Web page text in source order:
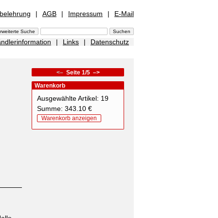
| AGB | Impressum | E-Mail
| Links |
Datenschutz
<– Seite 1/5–>
Warenkorb
Ausgewählte Artikel: 19
Summe: 343.10 €
Warenkorb anzeigen